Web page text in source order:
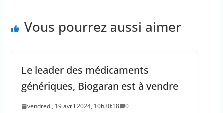
Vous pourrez aussi aimer
Le leader des médicaments
génériques, Biogaran est à vendre
vendredi, 19 avril 2024, 10h30:18 0